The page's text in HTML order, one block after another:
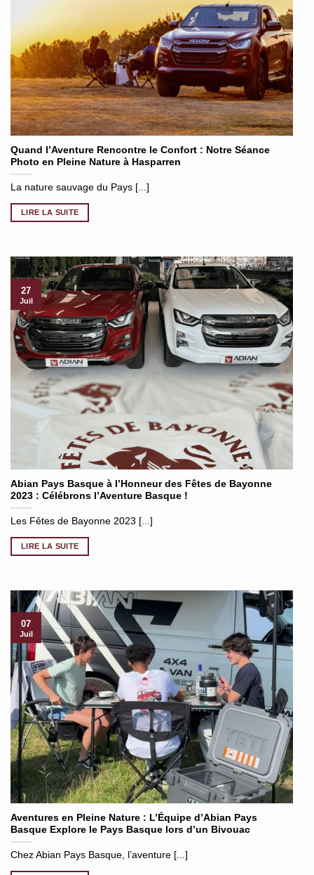
Quand l’Aventure Rencontre le Confort : Notre Séance
Photo en Pleine Nature à Hasparren
La nature sauvage du Pays [...]
LIRE LA SUITE
Abian Pays Basque à l’Honneur des Fêtes de Bayonne
2023 : Célébrons l’Aventure Basque !
Les Fêtes de Bayonne 2023 [...]
LIRE LA SUITE
27
Juil
Aventures en Pleine Nature : L’Équipe d’Abian Pays
Basque Explore le Pays Basque lors d’un Bivouac
Chez Abian Pays Basque, l’aventure [...]
07
Juil